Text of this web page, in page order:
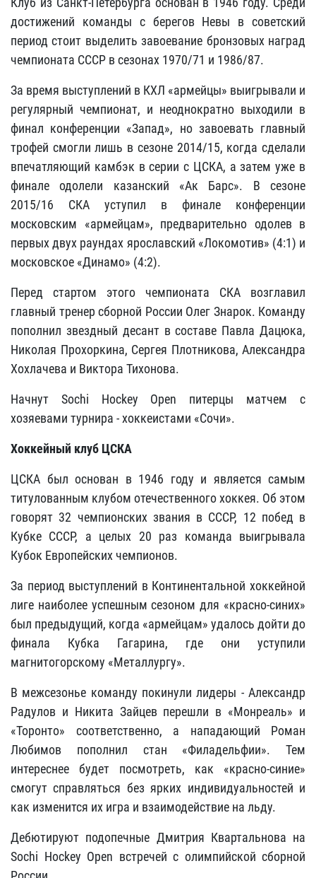
достижений команды с берегов Невы в советский
период стоит выделить завоевание бронзовых наград
чемпионата СССР в сезонах 1970/71 и 1986/87.
За время выступлений в КХЛ «армейцы» выигрывали и
регулярный чемпионат, и неоднократно выходили в
финал конференции «Запад», но завоевать главный
трофей смогли лишь в сезоне 2014/15, когда сделали
впечатляющий камбэк в серии с ЦСКА, а затем уже в
финале одолели казанский «Ак Барс». В сезоне
2015/16 СКА уступил в финале конференции
московским «армейцам», предварительно одолев в
первых двух раундах ярославский «Локомотив» (4:1) и
московское «Динамо» (4:2).
Перед стартом этого чемпионата СКА возглавил
главный тренер сборной России Олег Знарок. Команду
пополнил звездный десант в составе Павла Дацюка,
Николая Прохоркина, Сергея Плотникова, Александра
Хохлачева и Виктора Тихонова.
Начнут Sochi Hockey Open питерцы матчем с
хозяевами турнира - хоккеистами «Сочи».
Хоккейный клуб ЦСКА
ЦСКА был основан в 1946 году и является самым
титулованным клубом отечественного хоккея. Об этом
говорят 32 чемпионских звания в СССР, 12 побед в
Кубке СССР, а целых 20 раз команда выигрывала
Кубок Европейских чемпионов.
За период выступлений в Континентальной хоккейной
лиге наиболее успешным сезоном для «красно-синих»
был предыдущий, когда «армейцам» удалось дойти до
финала Кубка Гагарина, где они уступили
магнитогорскому «Металлургу».
В межсезонье команду покинули лидеры - Александр
Радулов и Никита Зайцев перешли в «Монреаль» и
«Торонто» соответственно, а нападающий Роман
Любимов пополнил стан «Филадельфии». Тем
интереснее будет посмотреть, как «красно-синие»
смогут справляться без ярких индивидуальностей и
как изменится их игра и взаимодействие на льду.
Дебютируют подопечные Дмитрия Квартальнова на
Sochi Hockey Open встречей с олимпийской сборной